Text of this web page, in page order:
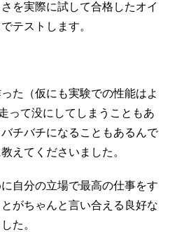
を実際に試して合格したオイ
テストします。
た（仮にも実験での性能はよ
って没にしてしまうこともあ
チバチになることもあるんで
えてくださいました。
自分の立場で最高の仕事をす
がちゃんと言い合える良好な
た。